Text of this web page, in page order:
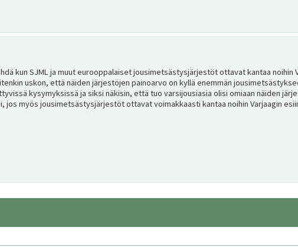
kun SJML ja muut eurooppalaiset jousimetsästysjärjestöt ottavat kantaa noihin
uskon, että näiden järjestöjen painoarvo on kyllä enemmän
kysymyksissä ja siksi näkisin, että tuo varsijousiasia olisi omiaan näiden
jos myös jousimetsästysjärjestöt ottavat voimakkaasti kantaa noihin Varjaagin